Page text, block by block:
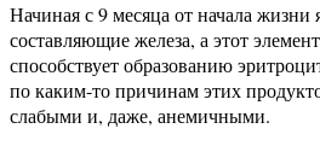
Начиная с 9 месяца от начала
составляющие железа, а этот
способствует образованию
по каким-то причинам этих
слабыми и, даже, анемичными.